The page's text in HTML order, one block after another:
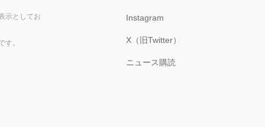
示としてお
す。
Instagram
X（旧Twitter）
ニュース購読